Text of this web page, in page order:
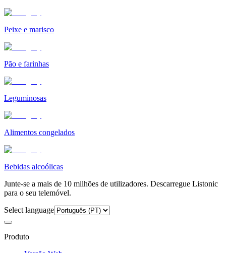
Peixe e marisco
Pão e farinhas
Leguminosas
Alimentos congelados
Bebidas alcoólicas
Junte-se a mais de 10 milhões de utilizadores. Descarregue Listonic
para o seu telemóvel.
Select language
Produto